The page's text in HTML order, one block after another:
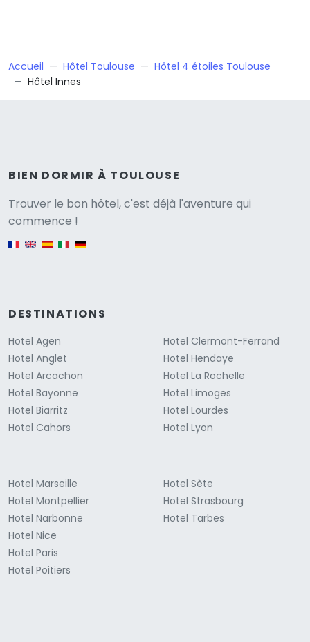
Accueil Hôtel Toulouse
Hôtel 4 étoiles Toulouse
Hôtel Innes
BIEN DORMIR À TOULOUSE
Trouver le bon hôtel, c'est déjà l'aventure qui
commence !
English version
DESTINATIONS
Hotel Agen
Hotel Anglet
Hotel Arcachon
Hotel Bayonne
Hotel Biarritz
Hotel Cahors
Hotel Clermont-Ferrand
Hotel Hendaye
Hotel La Rochelle
Hotel Limoges
Hotel Lourdes
Hotel Lyon
Hotel Marseille
Hotel Montpellier
Hotel Narbonne
Hotel Nice
Hotel Paris
Hotel Poitiers
Hotel Sète
Hotel Strasbourg
Hotel Tarbes